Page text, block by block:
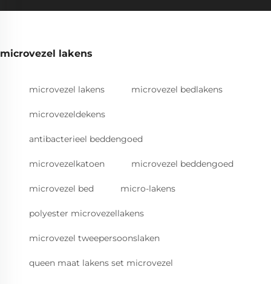
microvezel lakens
microvezel lakens microvezel bedlakens
microvezeldekens
antibacterieel beddengoed
microvezelkatoen microvezel beddengoed
microvezel bed micro-lakens
polyester microvezellakens
microvezel tweepersoonslaken
queen maat lakens set microvezel